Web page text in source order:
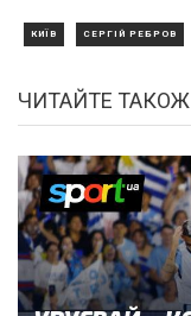
КИЇВ СЕРГІЙ РЕБРОВ
ЧИТАЙТЕ ТАКОЖ